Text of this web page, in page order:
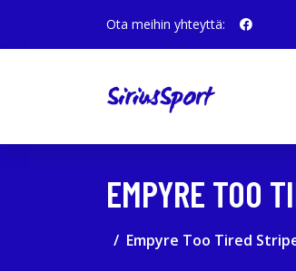
Ota meihin yhteyttä:
EMPYRE TOO
Empyre Too Tired